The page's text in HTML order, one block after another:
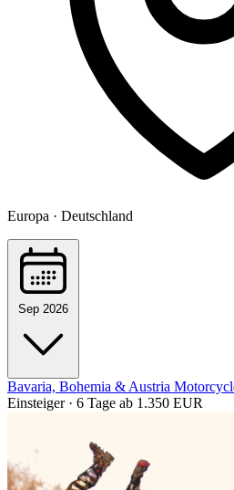
Europa · Deutschland
Sep 2026
Bavaria, Bohemia & Austria
Einsteiger · 6 Tage ab 1.350 EUR